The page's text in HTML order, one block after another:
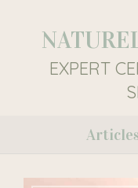
EXPERT